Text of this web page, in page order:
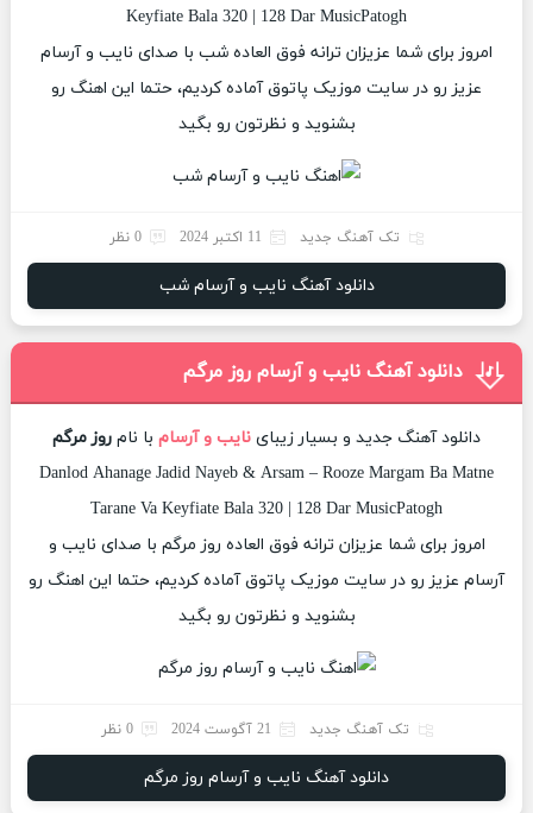
Keyfiate Bala 320 | 128 Dar MusicPatogh
امروز برای شما عزیزان ترانه فوق العاده شب با صدای نایب و آرسام
عزیز رو در سایت موزیک پاتوق آماده کردیم، حتما این اهنگ رو
بشنوید و نظرتون رو بگید
تک آهنگ جدید 11 اکتبر 2024 0 نظر
دانلود آهنگ نایب و آرسام شب
دانلود آهنگ نایب و آرسام روز مرگم
دانلود آهنگ جدید و بسیار زیبای نایب و آرسام با نام روز مرگم
Danlod Ahanage Jadid Nayeb & Arsam – Rooze Margam Ba Matne
Tarane Va Keyfiate Bala 320 | 128 Dar MusicPatogh
امروز برای شما عزیزان ترانه فوق العاده روز مرگم با صدای نایب و
آرسام عزیز رو در سایت موزیک پاتوق آماده کردیم، حتما این اهنگ رو
بشنوید و نظرتون رو بگید
تک آهنگ جدید 21 آگوست 2024 0 نظر
دانلود آهنگ نایب و آرسام روز مرگم